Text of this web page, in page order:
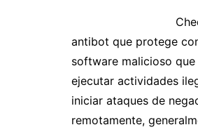
antibot que protege
software malicioso
ejecutar actividades
iniciar ataques de
remotamente,